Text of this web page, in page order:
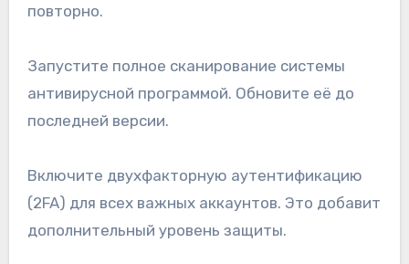
повторно.
Запустите полное сканирование системы
антивирусной программой. Обновите её до
последней версии.
Включите двухфакторную аутентификацию
(2FA) для всех важных аккаунтов. Это добавит
дополнительный уровень защиты.